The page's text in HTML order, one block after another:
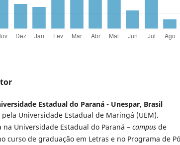
Estadual do Paraná - Unespar, Brasil
Universidade Estadual de Maringá (UEM).
na Universidade Estadual do Paraná – campus de
curso de graduação em Letras e no Programa de